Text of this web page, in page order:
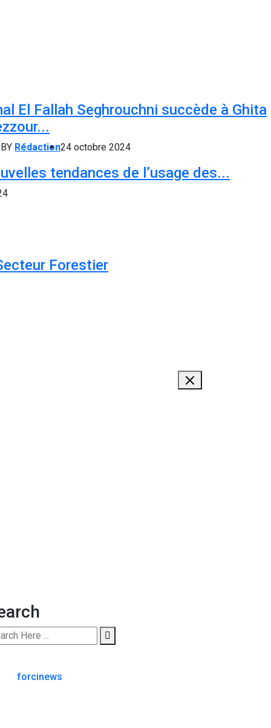
El Fallah Seghrouchni succède à Ghita
BY Rédaction24 octobre 2024
tendances de l’usage des...
Forestier
forcinews